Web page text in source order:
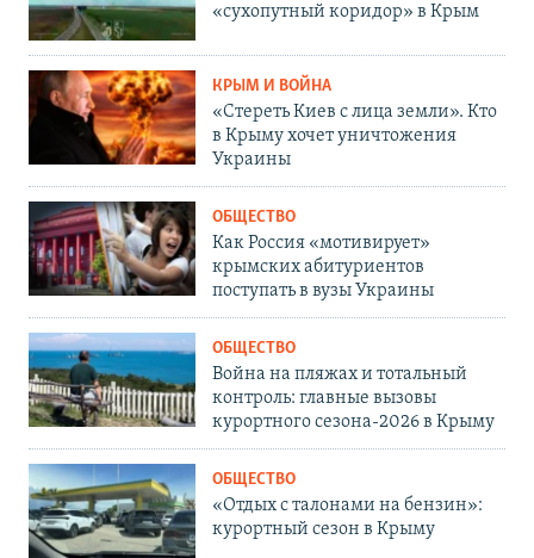
«сухопутный коридор» в Крым
КРЫМ И ВОЙНА
«Стереть Киев с лица земли». Кто
в Крыму хочет уничтожения
Украины
ОБЩЕСТВО
Как Россия «мотивирует»
крымских абитуриентов
поступать в вузы Украины
ОБЩЕСТВО
Война на пляжах и тотальный
контроль: главные вызовы
курортного сезона-2026 в Крыму
ОБЩЕСТВО
«Отдых с талонами на бензин»:
курортный сезон в Крыму